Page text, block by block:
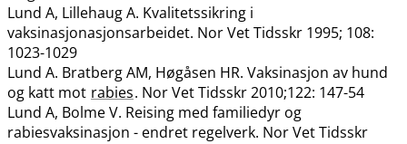
Lund A, Lillehaug A. Kvalitetssikring i
vaksinasjonasjonsarbeidet. Nor Vet Tidsskr 1995; 108:
1023-1029
Lund A. Bratberg AM, Høgåsen HR. Vaksinasjon av hund
og katt mot rabies. Nor Vet Tidsskr 2010;122: 147-54
Lund A, Bolme V. Reising med familiedyr og
rabiesvaksinasjon - endret regelverk. Nor Vet Tidsskr